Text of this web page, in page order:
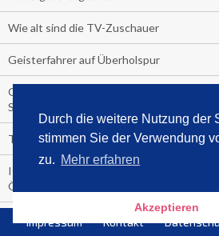
Durch die weitere Nutzung der
stimmen Sie der Verwendung
zu. Mehr erfahren
Akzeptieren
Wie alt sind die TV-Zuschauer
Geisterfahrer auf Überholspur
Gegen Einsamkeit: Single-Haushalte
Stunden TV
TV-Quote:
Italienisches Kochbuch schießt auf
Österreich und Schweiz
Blick in die Garage der TV-Dauerglotzer
Impressum Kontakt